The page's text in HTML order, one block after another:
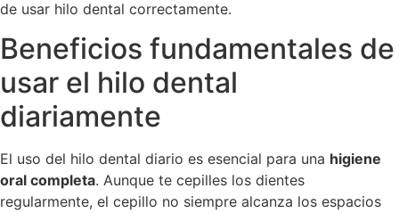
de usar hilo dental correctamente.
Beneficios fundamentales de
usar el hilo dental
diariamente
El uso del hilo dental diario es esencial para una higiene
oral completa. Aunque te cepilles los dientes
regularmente, el cepillo no siempre alcanza los espacios